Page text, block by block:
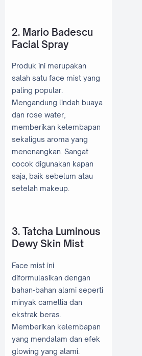
2. Mario Badescu
Facial Spray
Produk ini merupakan
salah satu face mist yang
paling popular.
Mengandung lindah buaya
dan rose water,
memberikan kelembapan
sekaligus aroma yang
menenangkan. Sangat
cocok digunakan kapan
saja, baik sebelum atau
setelah makeup.
3. Tatcha Luminous
Dewy Skin Mist
Face mist ini
diformulasikan dengan
bahan-bahan alami seperti
minyak camellia dan
ekstrak beras.
Memberikan kelembapan
yang mendalam dan efek
glowing yang alami.